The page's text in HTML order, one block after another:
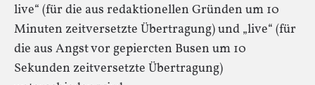
live“ (für die aus redaktionellen Gründen um 10
Minuten zeitversetzte Übertragung) und „live“ (für
die aus Angst vor gepiercten Busen um 10
Sekunden zeitversetzte Übertragung)